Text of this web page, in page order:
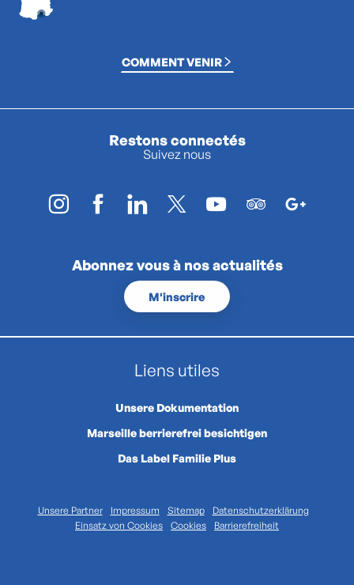
COMMENT VENIR
Restons connectés
Suivez nous
Abonnez vous à nos actualités
M'inscrire
Liens utiles
Unsere Dokumentation
Marseille berrierefrei besichtigen
Das Label Familie Plus
Unsere Partner Impressum Sitemap
Datenschutzerklärung
Einsatz von Cookies
Cookies Barrierefreiheit